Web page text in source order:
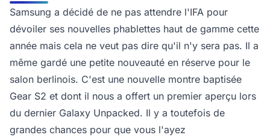
Samsung a décidé de ne pas attendre l'IFA pour
dévoiler ses nouvelles phablettes haut de gamme cette
année mais cela ne veut pas dire qu'il n'y sera pas. Il a
même gardé une petite nouveauté en réserve pour le
salon berlinois. C'est une nouvelle montre baptisée
Gear S2 et dont il nous a offert un premier aperçu lors
du dernier Galaxy Unpacked. Il y a toutefois de
grandes chances pour que vous l'ayez